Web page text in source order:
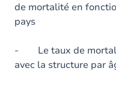
de mortalité en
pays
- Le taux de
avec la structure par